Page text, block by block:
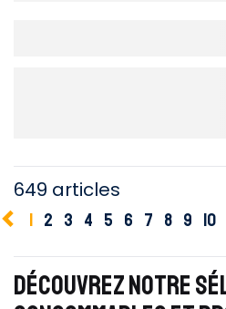
649 articles
1 2 3 4 5 6 7 8 9 10
DÉCOUVREZ NOTRE